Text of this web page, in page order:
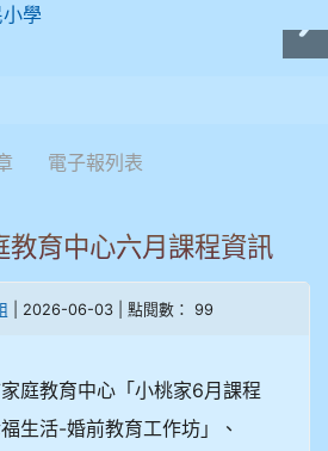
電子報列表
教育中心六月課程資訊
| 2026-06-03 | 點閱數： 99
庭教育中心「小桃家6月課程
生活-婚前教育工作坊」、